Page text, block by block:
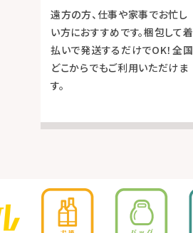
遠方の方、仕事や家事でお忙し
い方におすすめです。梱包して着
払いで発送するだけでOK！全国
どこからでもご利用いただけま
す。